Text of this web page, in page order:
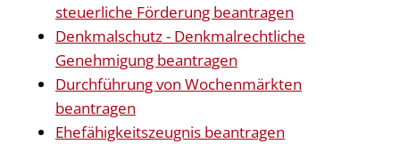
steuerliche Förderung beantragen
Denkmalschutz - Denkmalrechtliche
Genehmigung beantragen
Durchführung von Wochenmärkten
beantragen
Ehefähigkeitszeugnis beantragen